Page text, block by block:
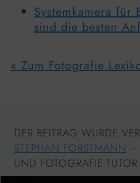
Systemkamera für
sind die besten
« Zum Fotografie
DER BEITRAG WURDE
STEPHAN FORSTMANN –
UND FOTOGRAFIE-TUTOR